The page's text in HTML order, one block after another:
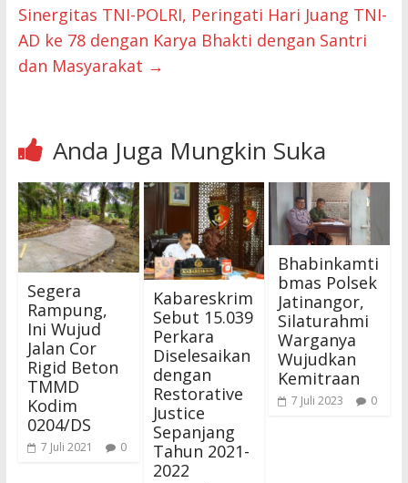
Sinergitas TNI-POLRI, Peringati Hari Juang TNI-
AD ke 78 dengan Karya Bhakti dengan Santri
dan Masyarakat →
Anda Juga Mungkin Suka
Segera
Rampung,
Ini Wujud
Jalan Cor
Rigid Beton
TMMD
Kodim
0204/DS
7 Juli 2021 0
Kabareskrim
Sebut 15.039
Perkara
Diselesaikan
dengan
Restorative
Justice
Sepanjang
Tahun 2021-
2022
Bhabinkamti
bmas Polsek
Jatinangor,
Silaturahmi
Warganya
Wujudkan
Kemitraan
7 Juli 2023 0